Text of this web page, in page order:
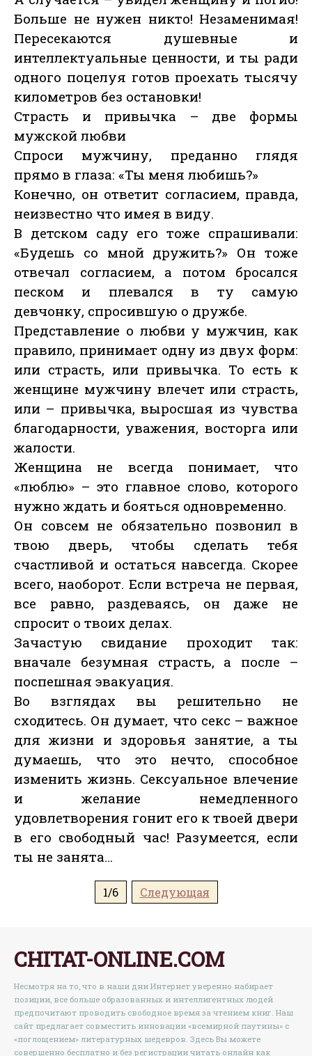
Больше не нужен никто! Незаменимая!
Пересекаются душевные и
интеллектуальные ценности, и ты ради
одного поцелуя готов проехать тысячу
километров без остановки!
Страсть и привычка – две формы
мужской любви
Спроси мужчину, преданно глядя
прямо в глаза: «Ты меня любишь?»
Конечно, он ответит согласием, правда,
неизвестно что имея в виду.
В детском саду его тоже спрашивали:
«Будешь со мной дружить?» Он тоже
отвечал согласием, а потом бросался
песком и плевался в ту самую
девчонку, спросившую о дружбе.
Представление о любви у мужчин, как
правило, принимает одну из двух форм:
или страсть, или привычка. То есть к
женщине мужчину влечет или страсть,
или – привычка, выросшая из чувства
благодарности, уважения, восторга или
жалости.
Женщина не всегда понимает, что
«люблю» – это главное слово, которого
нужно ждать и бояться одновременно.
Он совсем не обязательно позвонил в
твою дверь, чтобы сделать тебя
счастливой и остаться навсегда. Скорее
всего, наоборот. Если встреча не первая,
все равно, раздеваясь, он даже не
спросит о твоих делах.
Зачастую свидание проходит так:
вначале безумная страсть, а после –
поспешная эвакуация.
Во взглядах вы решительно не
сходитесь. Он думает, что секс – важное
для жизни и здоровья занятие, а ты
думаешь, что это нечто, способное
изменить жизнь. Сексуальное влечение
и желание немедленного
удовлетворения гонит его к твоей двери
в его свободный час! Разумеется, если
ты не занята…
1/6 Следующая
CHITAT-ONLINE.COM
Несмотря на то, что в наши дни Интернет уверенно набирает
позиции, все больше образованных и интеллигентных людей
предпочитают проводить свободное время за чтением книг. Наш
сайт предлагает совместить инновации «всемирной паутины» с
«поглощением» литературных шедевров. Здесь Вы можете
совершенно бесплатно и без регистрации читать онлайн как